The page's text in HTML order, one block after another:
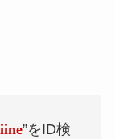
”をID検